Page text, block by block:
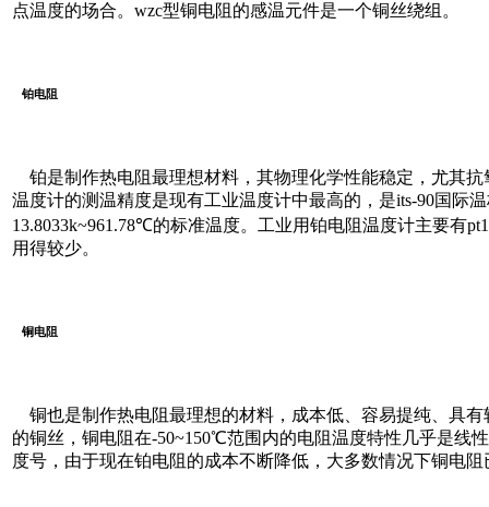
点温度的场合。wzc型铜电阻的感温元件是一个铜丝绕组。
铂电阻
铂是制作热电阻最理想材料，其物理化学性能稳定，尤其
温度计的测温精度是现有工业温度计中最高的，是its-90国际
13.8033k~961.78℃的标准温度。工业用铂电阻温度计主要有
用得较少。
铜电阻
铜也是制作热电阻最理想的材料，成本低、容易提纯、具
的铜丝，铜电阻在-50~150℃范围内的电阻温度特性几乎是线
度号，由于现在铂电阻的成本不断降低，大多数情况下铜电